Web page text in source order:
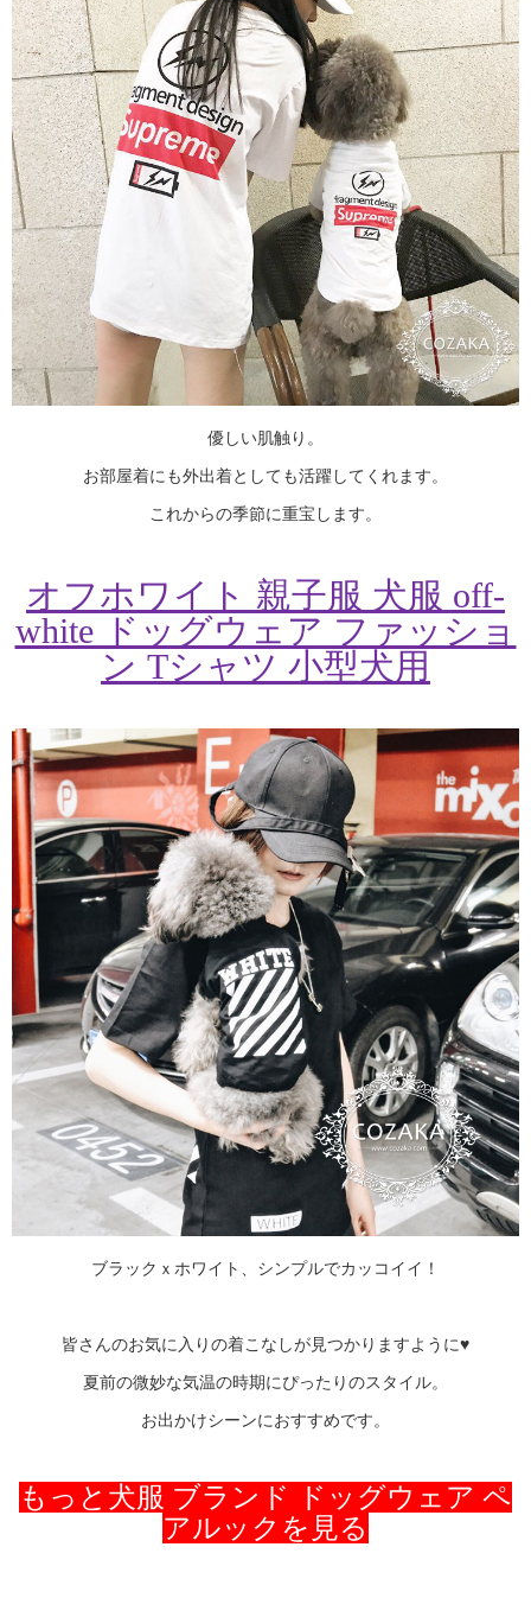
優しい肌触り。
お部屋着にも外出着としても活躍してくれます。
これからの季節に重宝します。
オフホワイト 親子服 犬服 off-
white ドッグウェア ファッショ
ン Tシャツ 小型犬用
ブラックｘホワイト、シンプルでカッコイイ！
皆さんのお気に入りの着こなしが見つかりますように♥
夏前の微妙な気温の時期にぴったりのスタイル。
お出かけシーンにおすすめです。
もっと犬服 ブランド ドッグウェア ペ
アルックを見る